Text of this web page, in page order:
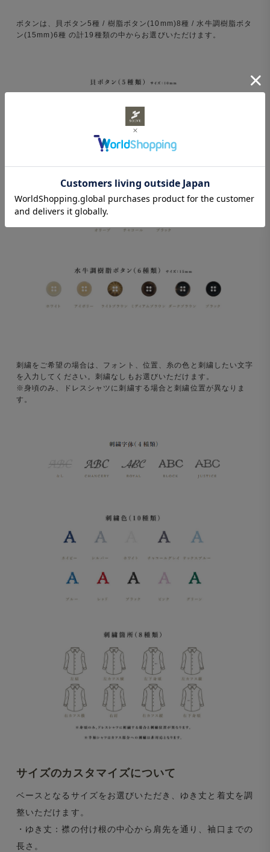
ボタンは、貝ボタン5種 / 樹脂ボタン(10mm)8種 / 水牛調樹脂ボタ
ン(15mm)6種 の計19種類の中からお選びいただけます。
刺繍をご希望の場合は、フォント、位置、糸の色と刺繍したい文字
を入力してください。刺繍なしもお選びいただけます。
※身頃のみ、ドレスシャツに刺繍する場合と刺繍位置が異なりま
す。
サイズのカスタマイズについて
ベースとなるサイズをお選びいただき、ゆき丈と着丈を調
整いただけます。
・ゆき丈：襟の付け根の中心から肩先を通り、袖口までの
長さ。